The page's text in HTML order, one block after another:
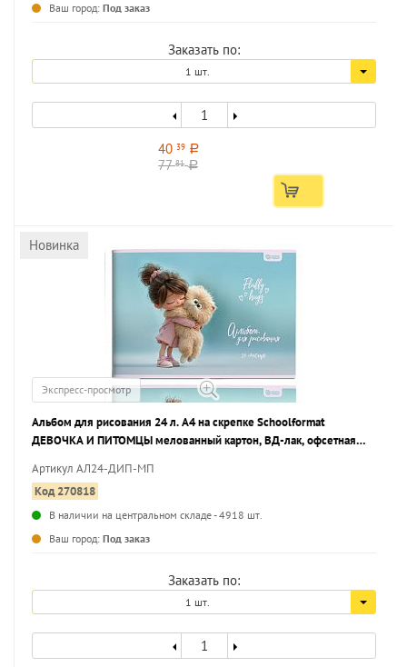
Ваш город: Под заказ
Заказать по:
1 шт.
40 39 a
7781 a
Новинка
Экспресс-просмотр
Альбом для рисования 24 л. А4 на скрепке Schoolformat
ДЕВОЧКА И ПИТОМЦЫ мелованный картон, ВД-лак, офсетная
Артикул АЛ24-ДИП-МП
Код 270818
В наличии на центральном складе - 4918 шт.
Ваш город: Под заказ
Заказать по:
1 шт.